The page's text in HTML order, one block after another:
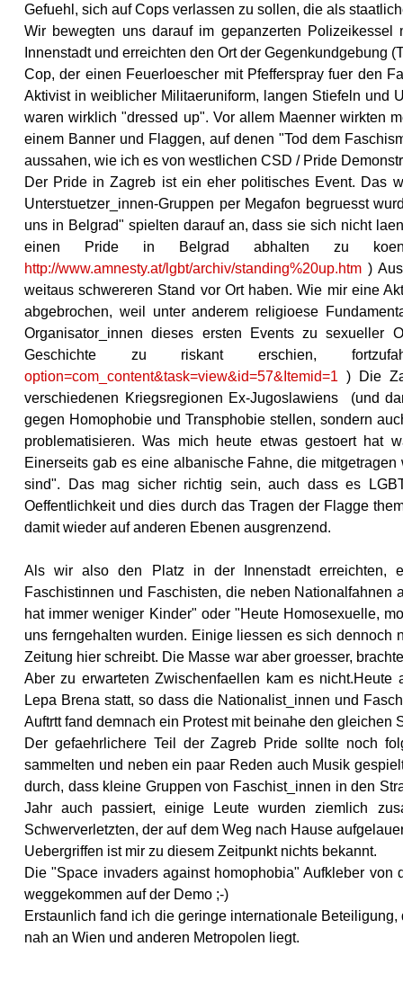
Gefuehl, sich auf Cops verlassen zu sollen, die als
Wir bewegten uns darauf im gepanzerten
Innenstadt und erreichten den Ort der Gegenkundgebung
Cop, der einen Feuerloescher mit Pfefferspray fuer den
Aktivist in weiblicher Militaeruniform, langen Stiefeln und
waren wirklich "dressed up". Vor allem Maenner wirkten
einem Banner und Flaggen, auf denen "Tod dem
aussahen, wie ich es von westlichen CSD / Pride
Der Pride in Zagreb ist ein eher politisches Event. Das
Unterstuetzer_innen-Gruppen per Megafon begruesst
uns in Belgrad" spielten darauf an, dass sie sich nicht
einen Pride in Belgrad abhalten zu
http://www.amnesty.at/lgbt/archiv/standing%20up.htm )
weitaus schwereren Stand vor Ort haben. Wie mir eine
abgebrochen, weil unter anderem religioese
Organisator_innen dieses ersten Events zu sexueller
Geschichte zu riskant erschien,
option=com_content&task=view&id=57&Itemid=1 ) Die
verschiedenen Kriegsregionen Ex-Jugoslawiens (und
gegen Homophobie und Transphobie stellen, sondern
problematisieren. Was mich heute etwas gestoert hat
Einerseits gab es eine albanische Fahne, die
sind". Das mag sicher richtig sein, auch dass es
Oeffentlichkeit und dies durch das Tragen der Flagge
damit wieder auf anderen Ebenen ausgrenzend.
Als wir also den Platz in der Innenstadt erreichten,
Faschistinnen und Faschisten, die neben
hat immer weniger Kinder" oder "Heute Homosexuelle,
uns ferngehalten wurden. Einige liessen es sich
Zeitung hier schreibt. Die Masse war aber groesser,
Aber zu erwarteten Zwischenfaellen kam es
Lepa Brena statt, so dass die Nationalist_innen und
Auftrtt fand demnach ein Protest mit beinahe den
Der gefaehrlichere Teil der Zagreb Pride sollte noch
sammelten und neben ein paar Reden auch Musik
durch, dass kleine Gruppen von Faschist_innen in den
Jahr auch passiert, einige Leute wurden ziemlich
Schwerverletzten, der auf dem Weg nach Hause
Uebergriffen ist mir zu diesem Zeitpunkt nichts bekannt.
Die "Space invaders against homophobia" Aufkleber
weggekommen auf der Demo ;-)
Erstaunlich fand ich die geringe internationale
nah an Wien und anderen Metropolen liegt.